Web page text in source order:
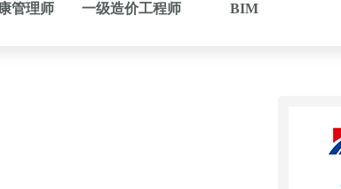
管理师 一级造价工程师 BIM